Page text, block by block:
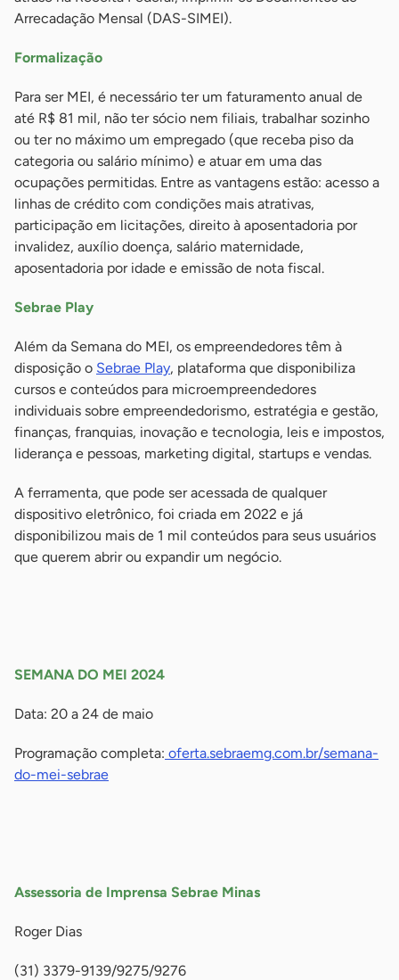
Arrecadação Mensal (DAS-SIMEI).
Formalização
Para ser MEI, é necessário ter um faturamento anual de
até R$ 81 mil, não ter sócio nem filiais, trabalhar sozinho
ou ter no máximo um empregado (que receba piso da
categoria ou salário mínimo) e atuar em uma das
ocupações permitidas. Entre as vantagens estão: acesso a
linhas de crédito com condições mais atrativas,
participação em licitações, direito à aposentadoria por
invalidez, auxílio doença, salário maternidade,
aposentadoria por idade e emissão de nota fiscal.
Sebrae Play
Além da Semana do MEI, os empreendedores têm à
disposição o Sebrae Play, plataforma que disponibiliza
cursos e conteúdos para microempreendedores
individuais sobre empreendedorismo, estratégia e gestão,
finanças, franquias, inovação e tecnologia, leis e impostos,
liderança e pessoas, marketing digital, startups e vendas.
A ferramenta, que pode ser acessada de qualquer
dispositivo eletrônico, foi criada em 2022 e já
disponibilizou mais de 1 mil conteúdos para seus usuários
que querem abrir ou expandir um negócio.
SEMANA DO MEI 2024
Data: 20 a 24 de maio
Programação completa: oferta.sebraemg.com.br/semana-
do-mei-sebrae
Assessoria de Imprensa Sebrae Minas
Roger Dias
(31) 3379-9139/9275/9276